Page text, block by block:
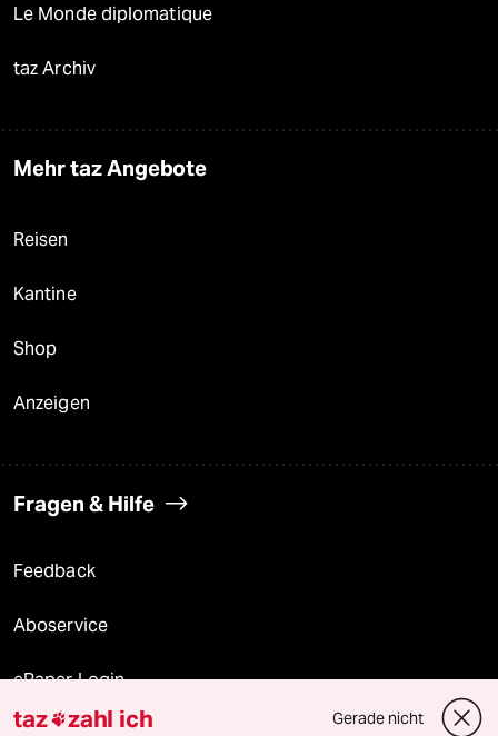
Le Monde diplomatique
taz Archiv
Mehr taz Angebote
Reisen
Kantine
Shop
Anzeigen
Fragen & Hilfe
Feedback
Aboservice
ePaper Login
taz zahl ich Gerade nicht